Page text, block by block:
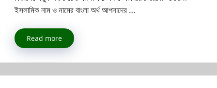
ইসলামিক নাম ও নামের বাংলা অর্থ আপনাদের …
Read more